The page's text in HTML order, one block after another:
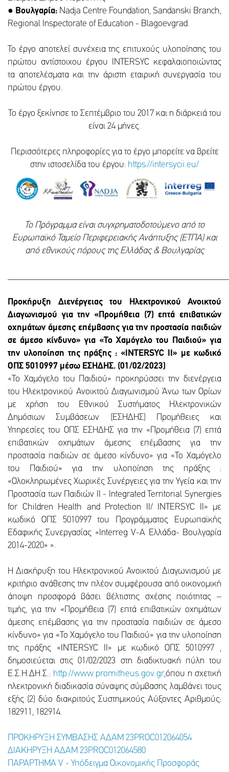
● Βουλγαρία: Nadja Centre Foundation, Sandanski Branch,
Regional Inspectorate of Education - Blagoevgrad.
Το έργο αποτελεί συνέχεια της επιτυχούς υλοποίησης του
πρώτου αντίστοιχου έργου INTERSYC κεφαλαιοποιώντας
τα αποτελέσματα και την άριστη εταιρική συνεργασία του
πρώτου έργου.
Το έργο ξεκίνησε το Σεπτέμβριο του 2017 και η διάρκειά του
είναι 24 μήνες.
Περισσότερες πληροφορίες για το έργο μπορείτε να βρείτε
στην ιστοσελίδα του έργου: https://intersycii.eu/
Το Πρόγραμμα είναι συγχρηματοδοτούμενο από το
Ευρωπαϊκό Ταμείο Περιφερειακής Ανάπτυξης (ΕΤΠΑ) και
από εθνικούς πόρους της Ελλάδας & Βουλγαρίας
Προκήρυξη Διενέργειας του Ηλεκτρονικού Ανοικτού
Διαγωνισμού για την «Προμήθεια (7) επτά επιβατικών
οχημάτων άμεσης επέμβασης για την προστασία παιδιών
σε άμεσο κίνδυνο» για «Το Χαμόγελο του Παιδιού» για
την υλοποίηση της πράξης : «INTERSYC II» με κωδικό
ΟΠΣ 5010997 μέσω ΕΣΗΔΗΣ. (01/02/2023)
«Το Χαμόγελο του Παιδιού» προκηρύσσει την διενέργεια
του Ηλεκτρονικού Ανοικτού Διαγωνισμού Άνω των Ορίων
με χρήση του Εθνικού Συστήματος Ηλεκτρονικών
Δημόσιων Συμβάσεων (ΕΣΗΔΗΣ) Προμήθειες και
Υπηρεσίες του ΟΠΣ ΕΣΗΔΗΣ για την «Προμήθεια (7) επτά
επιβατικών οχημάτων άμεσης επέμβασης για την
προστασία παιδιών σε άμεσο κίνδυνο» για «Το Χαμόγελο
του Παιδιού» για την υλοποίηση της πράξης :
«Ολοκληρωμένες Χωρικές Συνέργειες για την Υγεία και την
Προστασία των Παιδιών II - Integrated Territorial Synergies
for Children Health and Protection II/ INTERSYC II» με
κωδικό ΟΠΣ 5010997 του Προγράμματος Ευρωπαϊκής
Εδαφικής Συνεργασίας «Interreg V-A Ελλάδα- Βουλγαρία
2014-2020» ».
Η Διακήρυξη του Ηλεκτρονικού Ανοικτού Διαγωνισμού με
κριτήριο ανάθεσης την πλέον συμφέρουσα από οικονομική
άποψη προσφορά βάσει βέλτιστης σχέσης ποιότητας –
τιμής, για την «Προμήθεια (7) επτά επιβατικών οχημάτων
άμεσης επέμβασης για την προστασία παιδιών σε άμεσο
κίνδυνο» για «Το Χαμόγελο του Παιδιού» για την υλοποίηση
της πράξης «INTERSYC II» με κωδικό ΟΠΣ 5010997 ,
δημοσιεύεται στις 01/02/2023 στη διαδικτυακή πύλη του
Ε.Σ.Η.ΔΗ.Σ.: http://www.promitheus.gov.gr,όπου η σχετική
ηλεκτρονική διαδικασία σύναψης σύμβασης λαμβάνει τους
εξής (2) δύο διακριτούς Συστημικούς Αύξοντες Αριθμούς:
182911, 182914.
ΠΡΟΚΗΡΥΞΗ ΣΥΜΒΑΣΗΣ AΔΑΜ 23PROC012064054
ΔΙΑΚΗΡΥΞΗ ΑΔΑΜ 23PROC012064580
ΠΑΡΑΡΤΗΜΑ V - Υπόδειγμα Οικονομικής Προσφοράς